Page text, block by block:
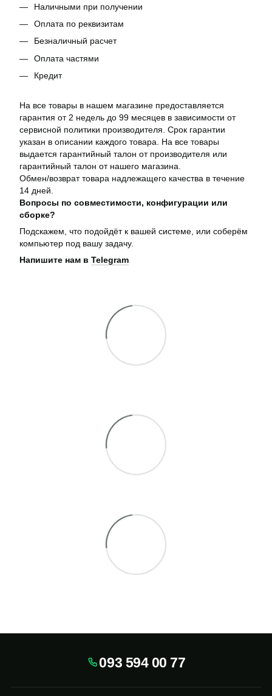
Наличными при получении
Оплата по реквизитам
Безналичный расчет
Оплата частями
Кредит
На все товары в нашем магазине предоставляется
гарантия от 2 недель до 99 месяцев в зависимости от
сервисной политики производителя. Срок гарантии
указан в описании каждого товара. На все товары
выдается гарантийный талон от производителя или
гарантийный талон от нашего магазина.
Обмен/возврат товара надлежащего качества в течение
14 дней.
Вопросы по совместимости, конфигурации или
сборке?
Подскажем, что подойдёт к вашей системе, или соберём
компьютер под вашу задачу.
Напишите нам в Telegram
093 594 00 77